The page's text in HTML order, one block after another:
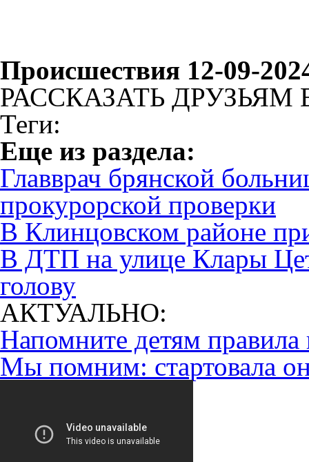
Происшествия 12-09-
РАССКАЗАТЬ ДРУЗЬЯМ
Теги:
Eще из раздела:
Главврач брянской
прокурорской проверки
В Клинцовском районе
В ДТП на улице Клары
голову
АКТУАЛЬНО:
Напомните детям правила
Мы помним: стартовала